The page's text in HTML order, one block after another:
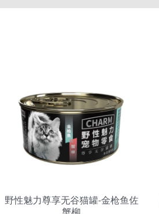
野性魅力尊享无谷猫罐-金枪鱼佐